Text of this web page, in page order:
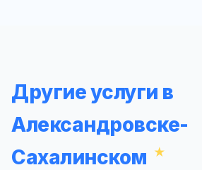
Другие услуги в
Александровске-
Сахалинском